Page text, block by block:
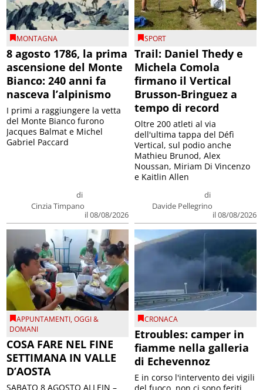
MONTAGNA
8 agosto 1786, la prima
ascensione del Monte
Bianco: 240 anni fa
nasceva l’alpinismo
di
Cinzia Timpano
il 08/08/2026
I primi a raggiungere la vetta
del Monte Bianco furono
Jacques Balmat e Michel
Gabriel Paccard
SPORT
Trail: Daniel Thedy e
Michela Comola
firmano il Vertical
Brusson-Bringuez a
tempo di record
di
Davide Pellegrino
il 08/08/2026
Oltre 200 atleti al via
dell'ultima tappa del Défì
Vertical, sul podio anche
Mathieu Brunod, Alex
Noussan, Miriam Di Vincenzo
e Kaitlin Allen
APPUNTAMENTI,OGGI &
DOMANI
COSA FARE NEL FINE
SETTIMANA IN VALLE
D’AOSTA
SABATO 8 AGOSTO ALLEIN –
CRONACA
Etroubles: camper in
fiamme nella galleria
di Echevennoz
E in corso l'intervento dei vigili